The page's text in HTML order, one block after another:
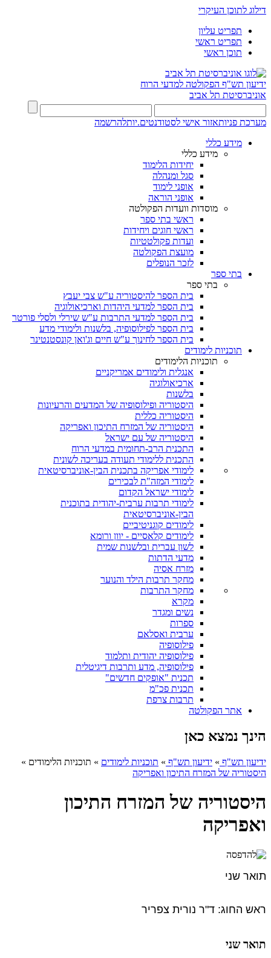
דילוג לתוכן העיקרי
תפריט עליון
תפריט ראשי
תוכן ראשי
ידיעון תש"ף הפקולטה למדעי הרוח
אוניברסיטת תל אביב
מערכת פניותאזור אישי לסטודנטים.יותלהרשמה
מידע כללי
מידע כללי
יחידות הלימוד
סגל ומנהלה
אופני לימוד
אופני הוראה
מוסדות וועדות הפקולטה
ראשי בתי ספר
ראשי חוגים ויחידות
ועדות פקולטטיות
מועצת הפקולטה
לזכר הנופלים
בתי ספר
בתי ספר
בית הספר להיסטוריה ע"ש צבי יעבץ
בית הספר למדעי היהדות וארכיאולוגיה
בית הספר למדעי התרבות ע"ש שירלי ולסלי פורטר
בית הספר לפילוסופיה, בלשנות ולימודי מדע
בית הספר לחינוך ע"ש חיים וג'ואן קונסטנטינר
תוכניות לימודים
תוכניות הלימודים
אנגלית ולימודים אמריקניים
ארכיאולוגיה
בלשנות
היסטוריה ופילוסופיה של המדעים והרעיונות
היסטוריה כללית
היסטוריה של המזרח התיכון ואפריקה
היסטוריה של עם ישראל
התכנית הרב-תחומית במדעי הרוח
התכנית ללימודי תעודה בעריכה לשונית
לימודי אפריקה בתכנית הבין-אוניברסיטאית
לימודי המזה"ת לבכירים
לימודי ישראל הקדום
לימודי תרבות ערבית-יהודית בתוכנית
הבין-אוניברסיטאית
לימודים קוגניטיביים
לימודים קלאסיים - יוון ורומא
לשון עברית ובלשנות שמית
מדעי הדתות
מזרח אסיה
מחקר תרבות הילד והנוער
מחקר התרבות
מקרא
נשים ומגדר
ספרות
ערבית ואסלאם
פילוסופיה
פילוסופיה יהודית ותלמוד
פילוסופיה, מדע ותרבות דיגיטלית
תכנית "אופקים חדשים"
תכנית פכ"מ
תרבות צרפת
אתר הפקולטה
הינך נמצא כאן
ידיעון תש"ף » ידיעון תש"ף » תוכניות לימודים » תוכניות הלימודים »
היסטוריה של המזרח התיכון ואפריקה
היסטוריה של המזרח התיכון
ואפריקה
תואר שני
ראש החוג: ד"ר נורית צפריר
תואר שני